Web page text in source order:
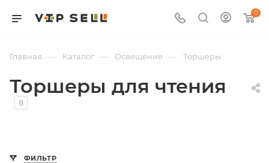
0
Главная — Каталог — Освещение — Торшеры
Торшеры для чтения
8
ФИЛЬТР